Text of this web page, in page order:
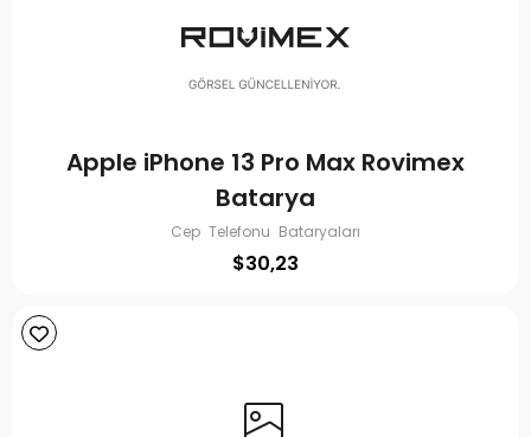
Apple iPhone 13 Pro Max Rovimex
Batarya
Cep Telefonu Bataryaları
$30,23